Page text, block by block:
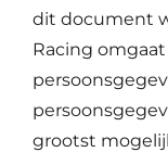
dit document
Racing
grootst